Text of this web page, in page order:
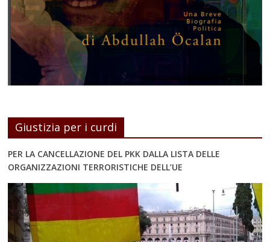
Giustizia per i curdi
PER LA CANCELLAZIONE DEL PKK DALLA LISTA DELLE
ORGANIZZAZIONI TERRORISTICHE DELL’UE